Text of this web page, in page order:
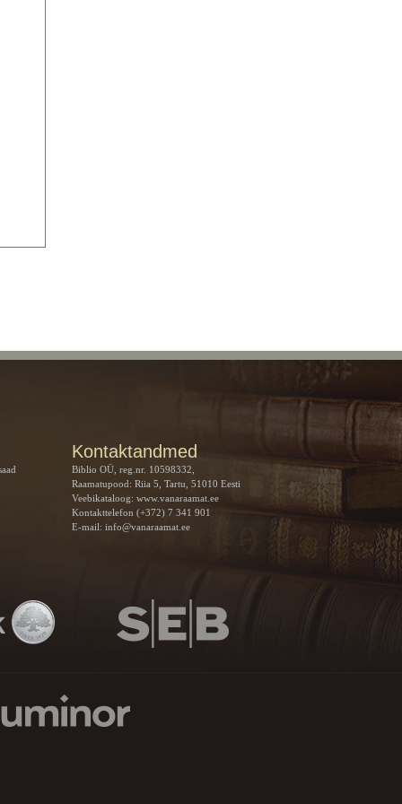
Kontaktandmed
Biblio OÜ, reg.nr. 10598332,
Raamatupood: Riia 5, Tartu, 51010 Eesti
Veebikataloog: www.vanaraamat.ee
Kontakttelefon (+372) 7 341 901
E-mail: info@vanaraamat.ee